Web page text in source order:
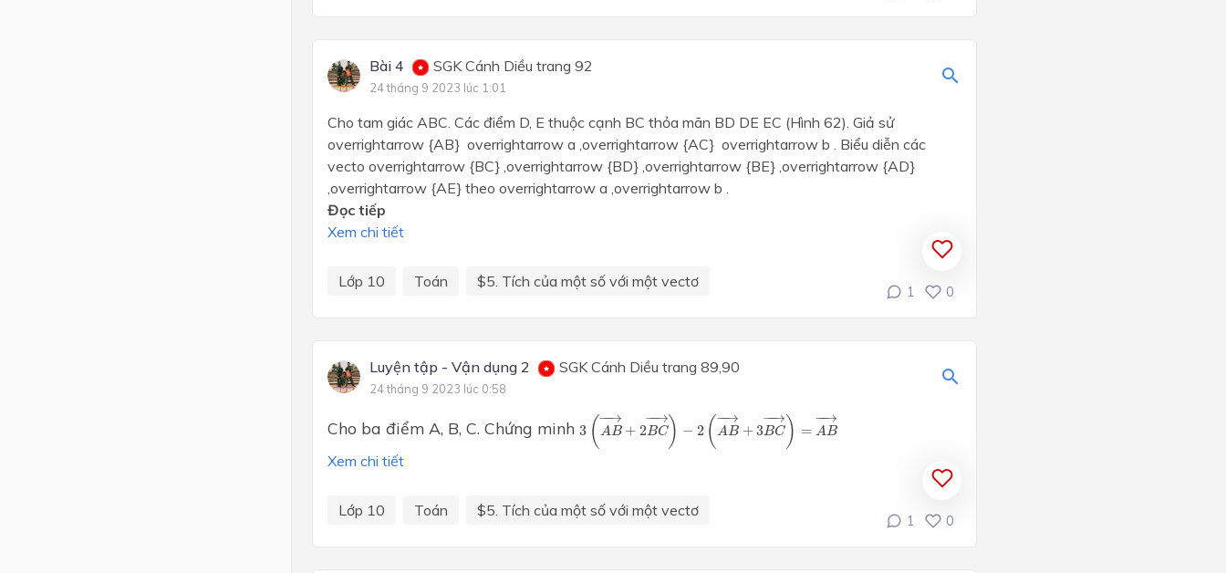
Bài 4 SGK Cánh Diều trang 92
24 tháng 9 2023 lúc 1:01
Cho tam giác ABC. Các điểm D, E thuộc cạnh BC thỏa mãn BD DE EC (Hình 62). Giả sử
overrightarrow {AB} overrightarrow a ,overrightarrow {AC} overrightarrow b . Biểu diễn các
vecto overrightarrow {BC} ,overrightarrow {BD} ,overrightarrow {BE} ,overrightarrow {AD}
,overrightarrow {AE} theo overrightarrow a ,overrightarrow b .
Đọc tiếp
Xem chi tiết
Lớp 10 Toán $5. Tích của một số với một vectơ
1 0
Luyện tập - Vận dụng 2 SGK Cánh Diều trang 89,90
24 tháng 9 2023 lúc 0:58
Cho ba điểm A, B, C. Chứng minh 3 (−
−→
AB + 2
−
−→
BC) − 2 (−
−→
AB +3
−
−→
BC ) =
−
−→
AB
AB→ 2BC→ AB→ BC→ AB→
Xem chi tiết
Lớp 10 Toán $5. Tích của một số với một vectơ
1 0